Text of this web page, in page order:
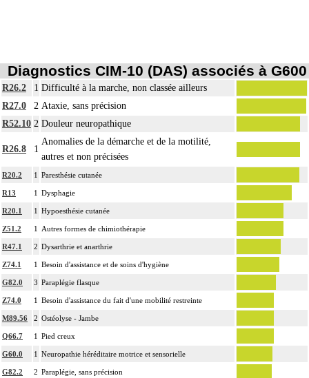
Diagnostics CIM-10 (DAS) associés à G600
R26.2 1 Difficulté à la marche, non classée ailleurs
R27.0
2 Ataxie, sans précision
R52.10 2 Douleur neuropathique
R26.8 1
Anomalies de la démarche et de la motilité,
autres et non précisées
R20.2 1 Paresthésie cutanée
R13 1 Dysphagie
R20.1 1 Hypoesthésie cutanée
Z51.2 1 Autres formes de chimiothérapie
R47.1 2 Dysarthrie et anarthrie
Z74.1 1 Besoin d'assistance et de soins d'hygiène
G82.0 3 Paraplégie flasque
Z74.0 1 Besoin d'assistance du fait d'une mobilité restreinte
M89.56 2 Ostéolyse - Jambe
Q66.7 1 Pied creux
G60.0 1 Neuropathie héréditaire motrice et sensorielle
G82.2 2 Paraplégie, sans précision